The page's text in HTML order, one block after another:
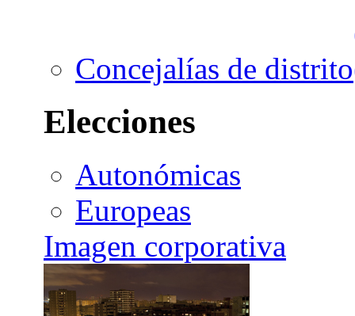
Concejalías de distrito
Elecciones
Autonómicas
Europeas
Imagen corporativa